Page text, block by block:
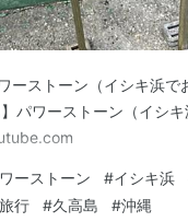
ーストーン（イシキ浜で
パワーストーン（イシ
ーストーン #イシキ浜
行 #久高島 #沖縄